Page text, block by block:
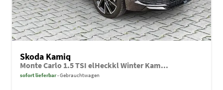
Skoda Kamiq
Monte Carlo 1.5 TSI elHeckkl Winter Kam...
sofort lieferbar Gebrauchtwagen